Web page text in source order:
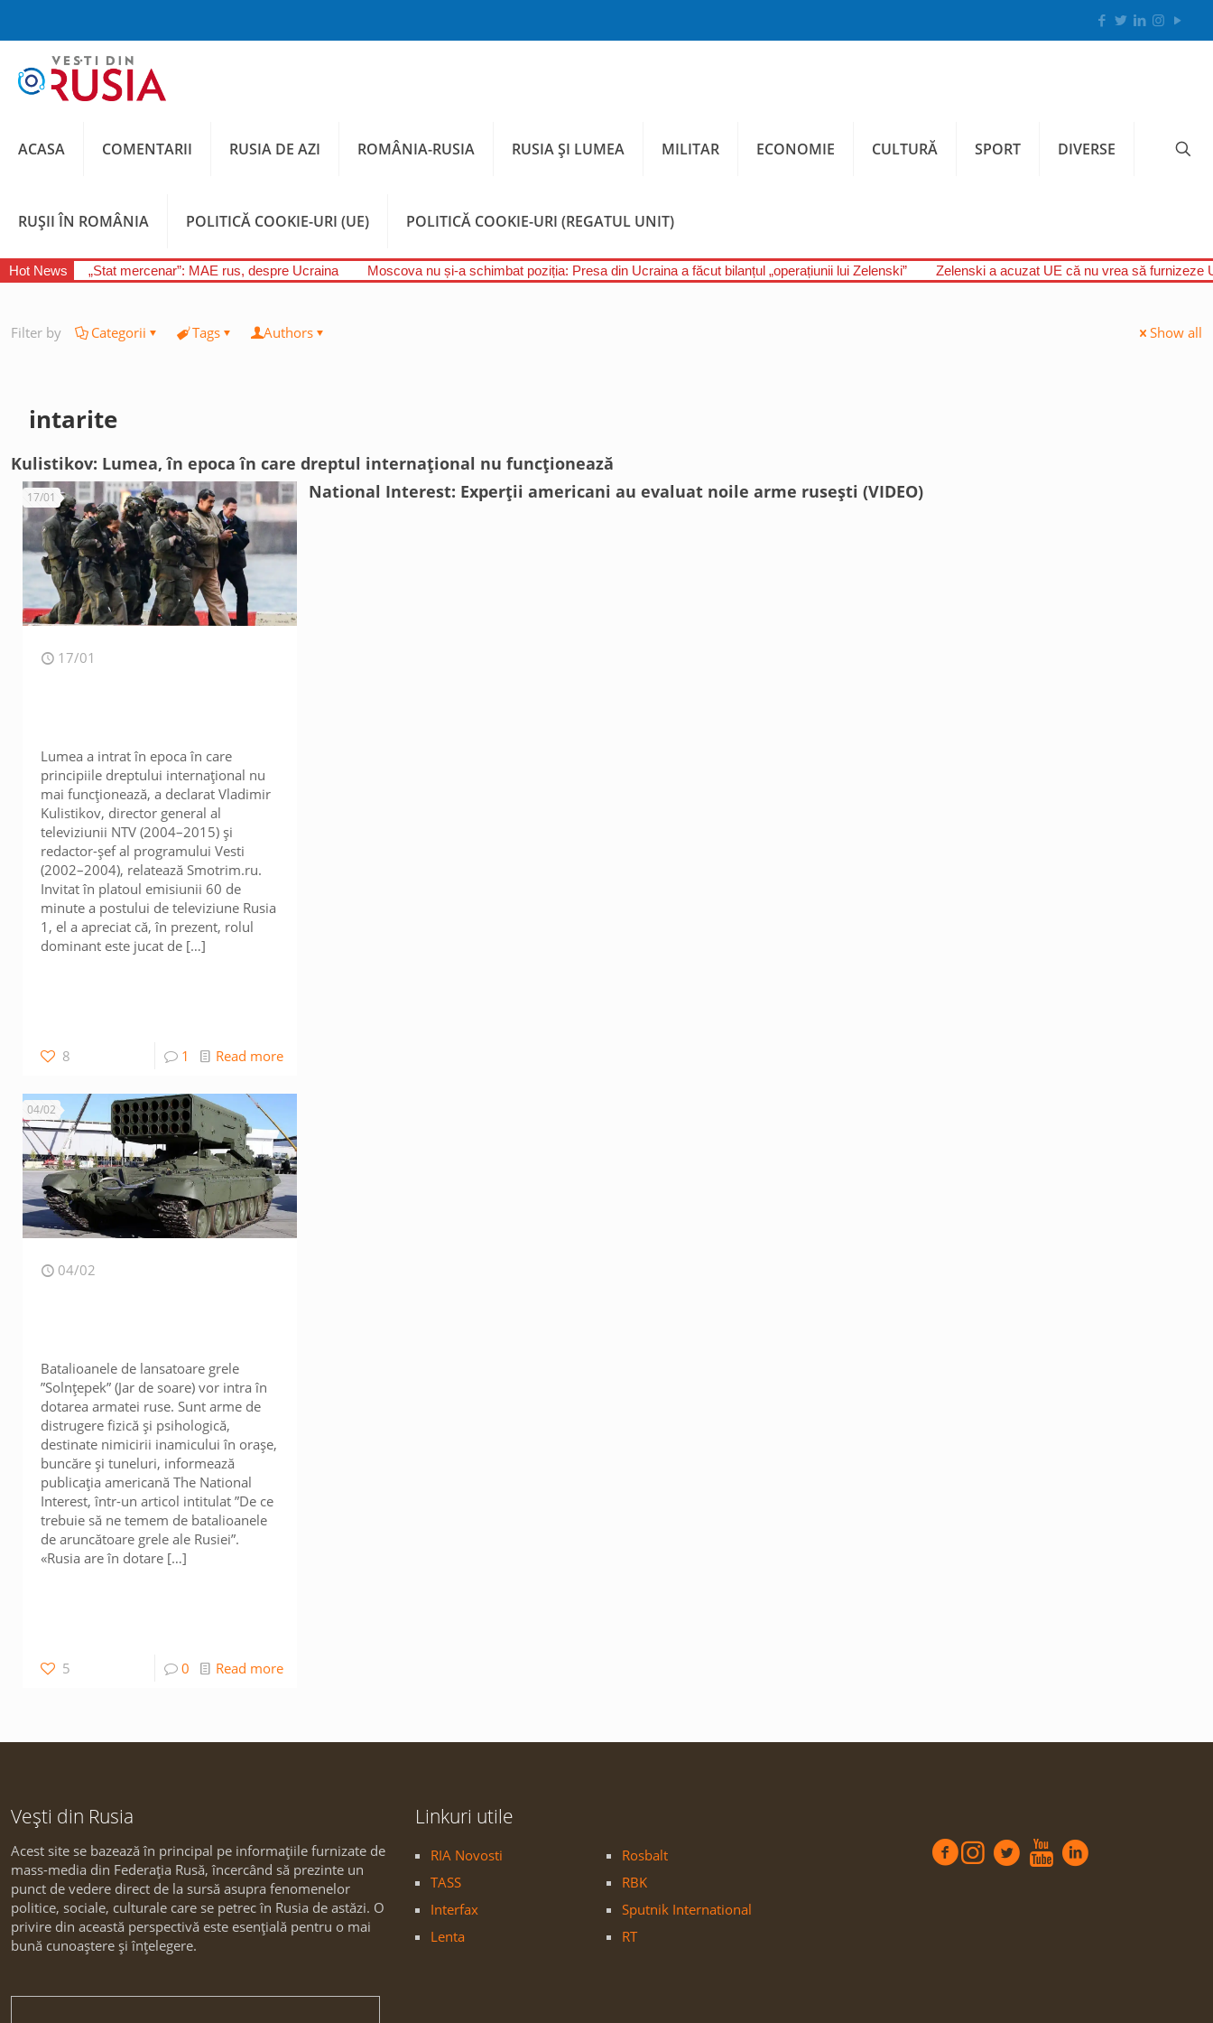
ACASA COMENTARII RUSIA DE AZI ROMÂNIA-RUSIA RUSIA ȘI LUMEA MILITAR ECONOMIE CULTURĂ SPORT DIVERSE
RUȘII ÎN ROMÂNIA POLITICĂ COOKIE-URI (UE) POLITICĂ COOKIE-URI (REGATUL UNIT)
Hot News „Stat mercenar”: MAE rus, despre Ucraina Moscova nu și-a schimbat poziția: Presa din Ucraina a făcut bilanțul „operațiunii lui Zelenski” Zelenski a acuzat UE că nu vrea să furnizeze
Filter by Categorii Tags Authors Show all
intarite
Kulistikov: Lumea, în epoca în care dreptul internațional nu funcționează
17/01
17/01
Lumea a intrat în epoca în care
principiile dreptului internațional nu
mai funcționează, a declarat Vladimir
Kulistikov, director general al
televiziunii NTV (2004–2015) și
redactor-șef al programului Vesti
(2002–2004), relatează Smotrim.ru.
Invitat în platoul emisiunii 60 de
minute a postului de televiziune Rusia
1, el a apreciat că, în prezent, rolul
dominant este jucat de […]
8 1 Read more
National Interest: Experții americani au evaluat noile arme rusești (VIDEO)
04/02
04/02
Batalioanele de lansatoare grele
”Solnțepek” (Jar de soare) vor intra în
dotarea armatei ruse. Sunt arme de
distrugere fizică și psihologică,
destinate nimicirii inamicului în orașe,
buncăre și tuneluri, informează
publicația americană The National
Interest, într-un articol intitulat ”De ce
trebuie să ne temem de batalioanele
de aruncătoare grele ale Rusiei”.
«Rusia are în dotare […]
5 0 Read more
Vești din Rusia
Acest site se bazează în principal pe informațiile furnizate de
mass-media din Federația Rusă, încercând să prezinte un
punct de vedere direct de la sursă asupra fenomenelor
politice, sociale, culturale care se petrec în Rusia de astăzi. O
privire din această perspectivă este esențială pentru o mai
bună cunoaștere și înțelegere.
Linkuri utile
RIA Novosti
TASS
Interfax
Lenta
Rosbalt
RBK
Sputnik International
RT